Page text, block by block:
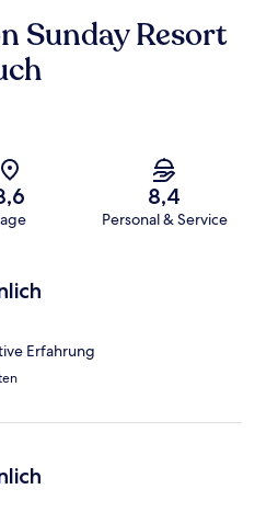
Sunday Resort
8,4
Personal & Service
Erfahrung